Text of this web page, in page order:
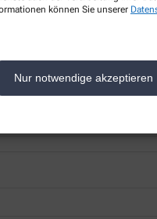
können Sie unserer
Nur notwendige akzeptieren
uns in der Apotheke abholen.